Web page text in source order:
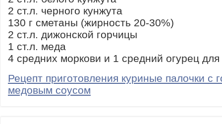
2 ст.л. черного кунжута
130 г сметаны (жирность 20-30%)
2 ст.л. дижонской горчицы
1 ст.л. меда
4 средних моркови и 1 средний огурец
Рецепт приготовления куриные палочки с
медовым соусом